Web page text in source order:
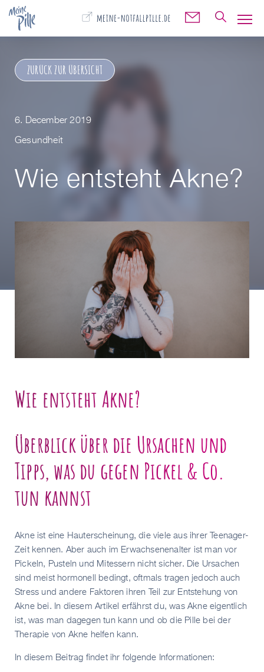
✉️ 🔍
ZURÜCK ZUR ÜBERSICHT
6. December 2019
Gesundheit
Wie entsteht Akne?
Wie entsteht Akne?
Überblick über die Ursachen und
Tipps, was du gegen Pickel & Co.
tun kannst
Akne ist eine Hauterscheinung, die viele aus ihrer Teenager-
Zeit kennen. Aber auch im Erwachsenenalter ist man vor
Pickeln, Pusteln und Mitessern nicht sicher. Die Ursachen
sind meist hormonell bedingt, oftmals tragen jedoch auch
Stress und andere Faktoren ihren Teil zur Entstehung von
Akne bei. In diesem Artikel erfährst du, was Akne eigentlich
ist, was man dagegen tun kann und ob die Pille bei der
Therapie von Akne helfen kann.
In diesem Beitrag findet ihr folgende Informationen: